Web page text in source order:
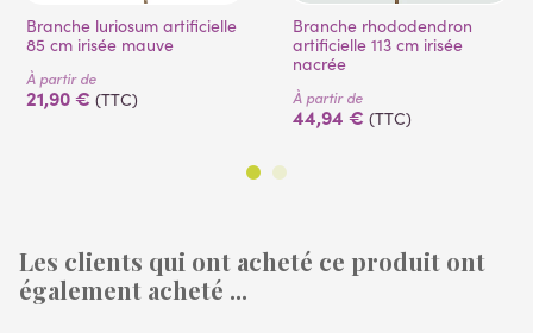
Branche luriosum artificielle
85 cm irisée mauve
À partir de
21,90 € (TTC)
Branche rhododendron
artificielle 113 cm irisée
nacrée
À partir de
44,94 € (TTC)
Les clients qui ont acheté ce produit ont
également acheté ...